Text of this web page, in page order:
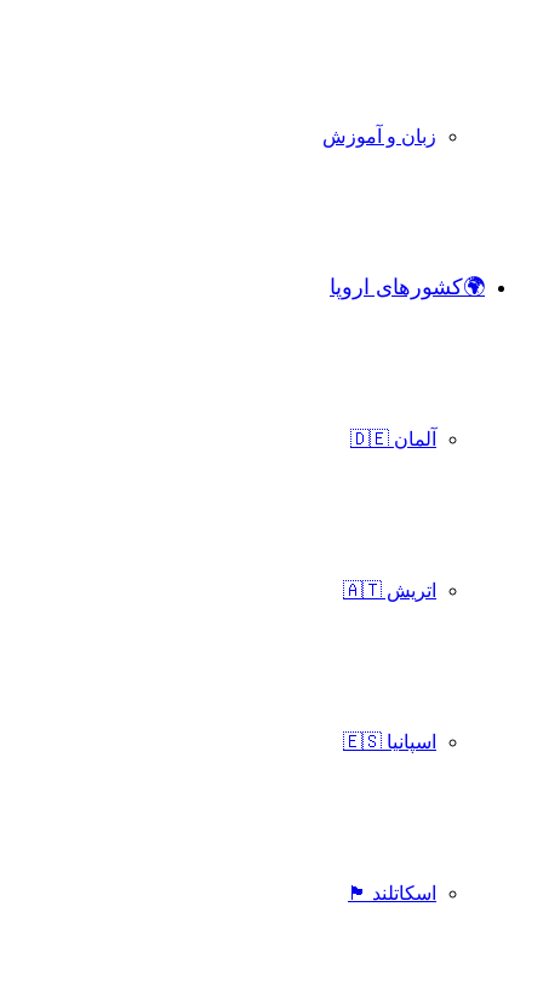
زبان و آموزش
🌍کشورهای اروپا
آلمان 🇩🇪
اتریش 🇦🇹
اسپانیا 🇪🇸
اسکاتلند 🏴󠁧󠁢󠁳󠁣󠁴󠁿